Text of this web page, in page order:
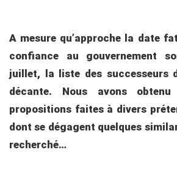
A mesure qu’approche la date
confiance au gouvernement
juillet, la liste des successeurs
décante. Nous avons obtenu
propositions faites à divers
dont se dégagent quelques
recherché…